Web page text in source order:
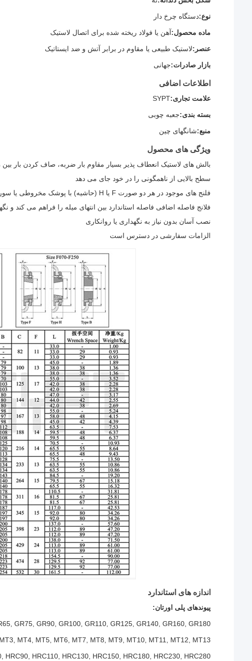
نوع:دستگاه چرخ دار
ماده محصول:آهن یا فولاد ریخته شده برای اتصال لاستیک
عنصر:لاستیک طبیعی یا مقاوم در برابر آتش و ضد ایستاتیک
بازار صادرات:جهانی
اطلاعات اضافی
علامت تجاری:SYPT
بسته بندی:جعبه چوبی
منبع:شانگهای چین
ویژگی های محصول
بالش های لاستیک انعطاف پذیر بسیار مقاوم بار ضربه، صاف کردن بار
سطح بالایی از ناهمگونی را در خود جای می دهد
فلنج های موجود در هر دو صورت F یا H (حاشیه) با پوشک مخروطی یا سوراخ شده به اندازه
فلانج فاصله اضافی فاصله استاندارد بین انتهای میله را فراهم می کند و
نصب آسان بدون نیاز به نگهداری یا روانکاری
الزامات سفارشی در دسترس است
اندازه های استاندارد
پیوندهای پلی اورتان:
GR75, GR90, GR100, GR110, GR125, GR140, GR160, GR180
MT4, MT5, MT6, MT7, MT8, MT9, MT10, MT11, MT12, MT13
HRC90, HRC110, HRC130, HRC150, HRC180, HRC230, HRC280